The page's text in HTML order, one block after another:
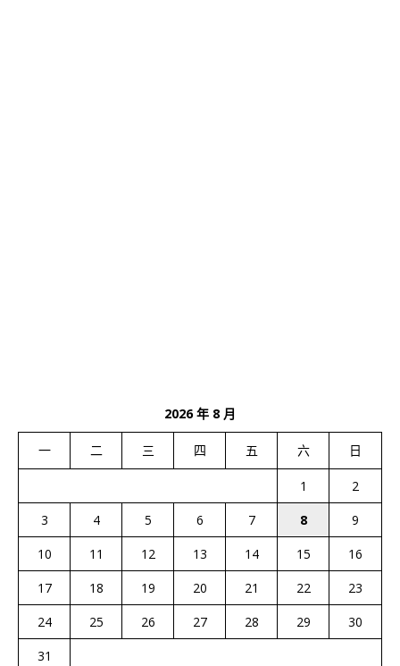
2026 年 8 月
一 二 三 四 五 六 日
1
2
3
4 5 6 7 8
9
10
11 12 13 14 15
16
17
18 19 20 21 22
23
24
25 26 27 28 29
30
31